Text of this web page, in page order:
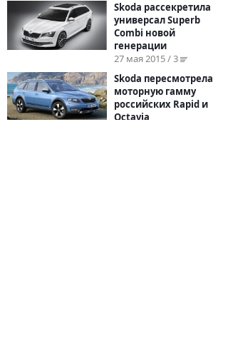
Skoda рассекретила
универсал Superb
Combi новой
генерации
27 мая 2015 / 3
Skoda пересмотрела
моторную гамму
российских Rapid и
Octavia